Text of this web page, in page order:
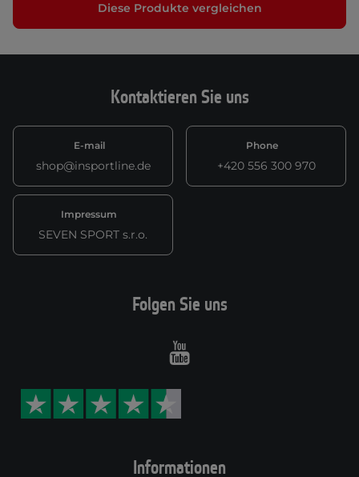
Diese Produkte vergleichen
Kontaktieren Sie uns
E-mail
shop@insportline.de
Phone
+420 556 300 970
Impressum
SEVEN SPORT s.r.o.
Informationen
Folgen Sie uns
Youtube